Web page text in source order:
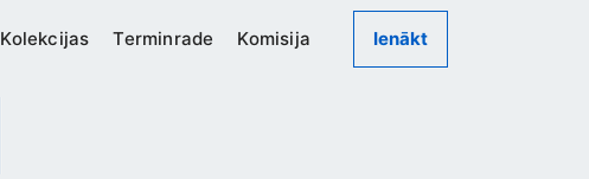
Kolekcijas Terminrade Komisija Ienākt